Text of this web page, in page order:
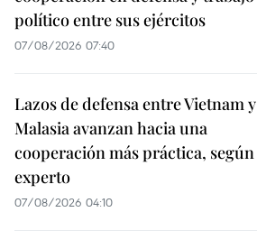
político entre sus ejércitos
07/08/2026 07:40
Lazos de defensa entre Vietnam y
Malasia avanzan hacia una
cooperación más práctica, según
experto
07/08/2026 04:10